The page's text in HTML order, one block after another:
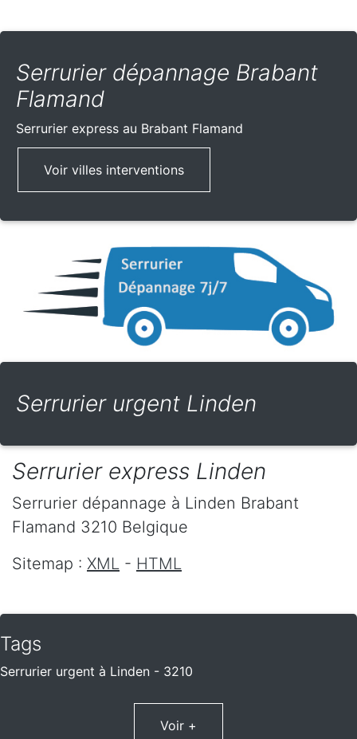
Serrurier dépannage Brabant
Flamand
Serrurier express au Brabant Flamand
Voir villes interventions
Serrurier urgent Linden
Serrurier express Linden
Serrurier dépannage à Linden Brabant
Flamand 3210 Belgique
Sitemap : XML - HTML
Tags
Serrurier urgent à Linden - 3210
Voir +